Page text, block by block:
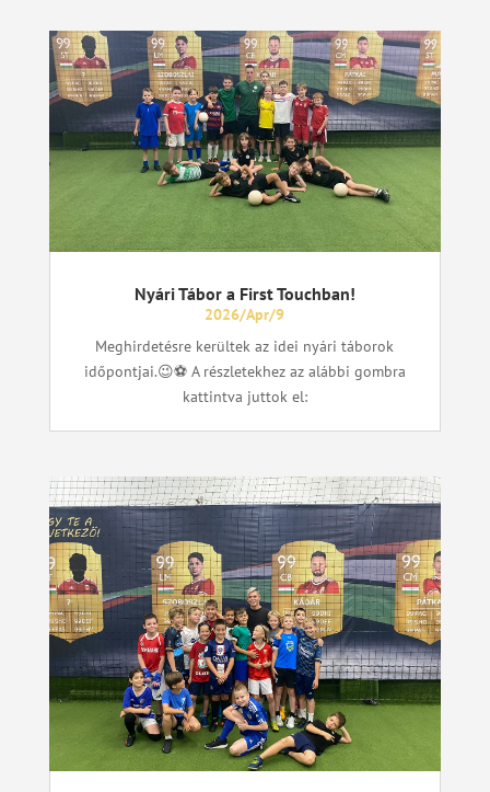
Nyári Tábor a First Touchban!
2026/Apr/9
Meghirdetésre kerültek az idei nyári táborok
időpontjai.😉⚽ A részletekhez az alábbi gombra
kattintva juttok el: